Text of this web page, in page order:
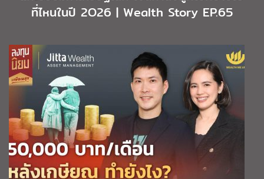
ที่ไหนในปี 2O26 | Wealth Story EP.65